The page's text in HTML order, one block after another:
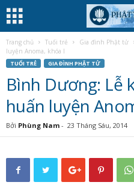
Trang chủ Tuổi trẻ Gia đình Phật tử
luyện Anoma, khóa I
TUỔI TRẺ GIA ĐÌNH PHẬT TỬ
Bình Dương: Lễ
huấn luyện
Bởi Phùng Nam - 23 Tháng Sáu, 2014